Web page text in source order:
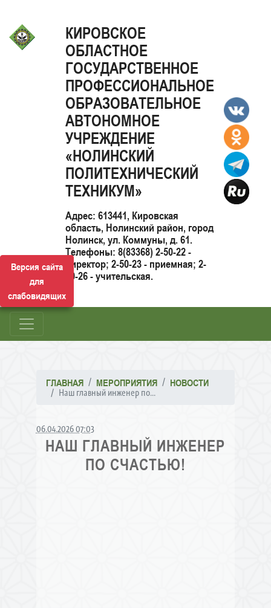
Версия сайта
для
слабовидящих
КИРОВСКОЕ
ОБЛАСТНОЕ
ГОСУДАРСТВЕННОЕ
ПРОФЕССИОНАЛЬНОЕ
ОБРАЗОВАТЕЛЬНОЕ
АВТОНОМНОЕ
УЧРЕЖДЕНИЕ
«НОЛИНСКИЙ
ПОЛИТЕХНИЧЕСКИЙ
ТЕХНИКУМ»
Адрес: 613441, Кировская
область, Нолинский район, город
Нолинск, ул. Коммуны, д. 61.
Телефоны: 8(83368) 2-50-22 -
директор; 2-50-23 - приемная; 2-
50-26 - учительская.
ГЛАВНАЯ МЕРОПРИЯТИЯ НОВОСТИ
Наш главный инженер по...
06.04.2026 07:03
НАШ ГЛАВНЫЙ ИНЖЕНЕР
ПО СЧАСТЬЮ!